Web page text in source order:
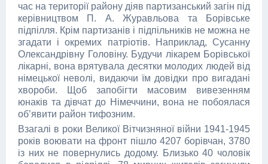
час на території району діяв партизанський загін під
керівництвом П. А. Журавльова та Борівське
підпілля. Крім партизанів і підпільників не можна не
згадати і окремих патріотів. Наприклад, Сусанну
Олександрівну Головіну. Будучи лікарем Борівської
лікарні, вона врятувала десятки молодих людей від
німецької неволі, видаючи їм довідки про вигадані
хвороби. Щоб запобігти масовим вивезенням
юнаків та дівчат до Німеччини, вона не побоялася
об’явити район тифозним.
Взагалі в роки Великої Вітчизняної війни 1941-1945
років воювати на фронт пішло 4207 борівчан, 3780
із них не повернулись додому. Близько 40 чоловік